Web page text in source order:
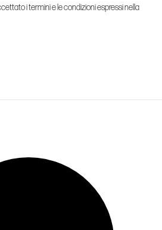
i termini e le condizioni espressi nella